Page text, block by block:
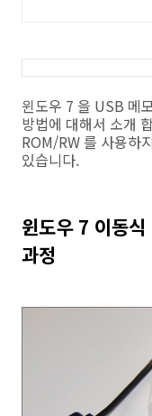
윈도우 7 을 USB 메
방법에 대해서 소개
ROM/RW 를 사용하
있습니다.
윈도우 7 이동
과정